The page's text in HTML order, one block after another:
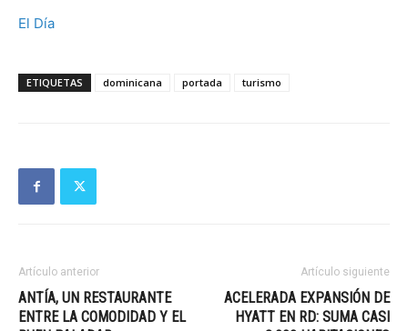
El Día
ETIQUETAS dominicana portada turismo
Artículo anterior
ANTÍA, UN RESTAURANTE
ENTRE LA COMODIDAD Y EL
Artículo siguiente
ACELERADA EXPANSIÓN DE
HYATT EN RD: SUMA CASI